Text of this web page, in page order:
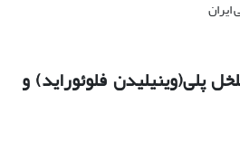
پلی(وینیلیدن فلوئوراید) و